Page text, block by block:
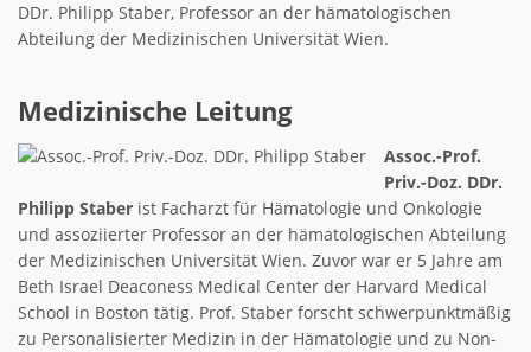
DDr. Philipp Staber, Professor an der hämatologischen
Abteilung der Medizinischen Universität Wien.
Medizinische Leitung
Assoc.-Prof.
Priv.-Doz. DDr.
Philipp Staber ist Facharzt für Hämatologie und Onkologie
und assoziierter Professor an der hämatologischen Abteilung
der Medizinischen Universität Wien. Zuvor war er 5 Jahre am
Beth Israel Deaconess Medical Center der Harvard Medical
School in Boston tätig. Prof. Staber forscht schwerpunktmäßig
zu Personalisierter Medizin in der Hämatologie und zu Non-